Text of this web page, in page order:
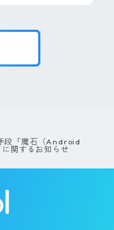
段「魔石（Android
関するお知らせ